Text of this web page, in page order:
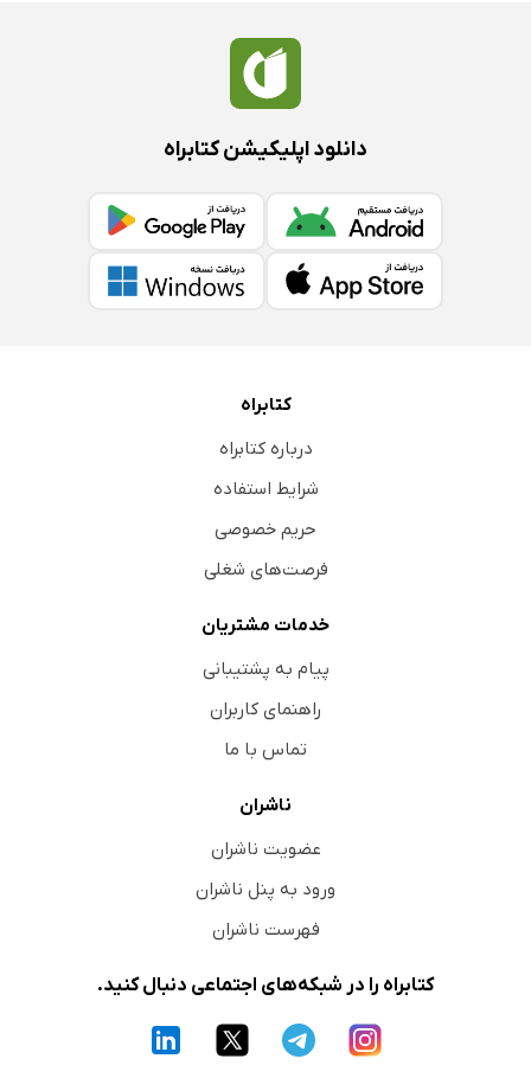
دانلود اپلیکیشن کتابراه
کتابراه
درباره کتابراه
شرایط استفاده
حریم خصوصی
فرصت‌های شغلی
خدمات مشتریان
پیام به پشتیبانی
راهنمای کاربران
تماس با ما
ناشران
عضویت ناشران
ورود به پنل ناشران
فهرست ناشران
کتابراه را در شبکه‌های اجتماعی دنبال کنید.